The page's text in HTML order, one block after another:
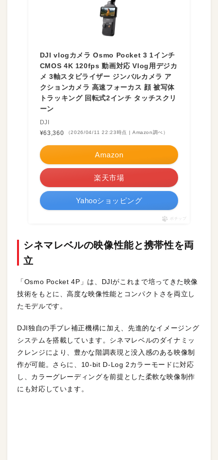
DJI vlogカメラ Osmo Pocket 3 1インチ
CMOS 4K 120fps 動画対応 Vlog用デジカ
メ 3軸スタビライザー ジンバルカメラ ア
クションカメラ 高速フォーカス 顔 被写体
トラッキング 回転式2インチ タッチスクリ
ーン
DJI
¥63,360
（2026/04/11 22:23時点 | Amazon調べ）
Amazon
楽天市場
Yahooショッピング
ポチップ
シネマレベルの映像性能と携帯性を両
立
「Osmo Pocket 4P」は、DJIがこれまで培ってきた映像
技術をもとに、高度な映像性能とコンパクトさを両立し
たモデルです。
DJI独自の手ブレ補正機構に加え、先進的なイメージング
システムを搭載しています。シネマレベルのダイナミッ
クレンジにより、豊かな階調表現と没入感のある映像制
作が可能。さらに、10-bit D-Log 2カラーモードに対応
し、カラーグレーディングを前提とした柔軟な映像制作
にも対応しています。